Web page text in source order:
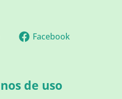
Facebook
de uso